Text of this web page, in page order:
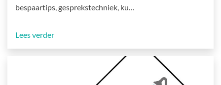
bespaartips, gesprekstechniek, ku…
Lees verder